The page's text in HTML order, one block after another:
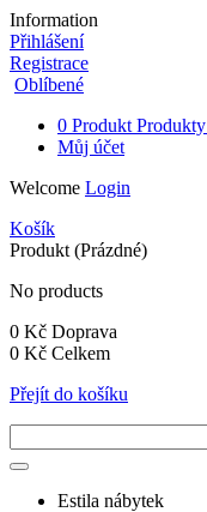
Information
Přihlášení
Registrace
Oblíbené
0 Produkt Produkty
Můj účet
Welcome Login
Košík
Produkt (Prázdné)
No products
0 Kč Doprava
0 Kč Celkem
Přejít do košíku
Estila nábytek